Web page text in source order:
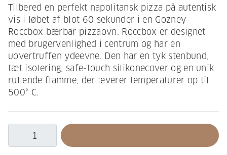
Tilbered en perfekt napolitansk pizza på autentisk
vis i løbet af blot 60 sekunder i en Gozney
Roccbox bærbar pizzaovn. Roccbox er designet
med brugervenlighed i centrum og har en
uovertruffen ydeevne. Den har en tyk stenbund,
tæt isolering, safe-touch silikonecover og en unik
rullende flamme, der leverer temperaturer op til
500° C.